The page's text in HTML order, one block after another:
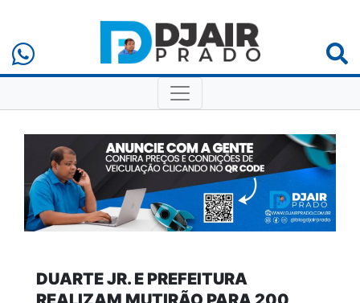
DUARTE JR. E PREFEITURA